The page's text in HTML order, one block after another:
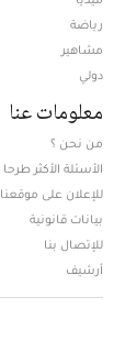
رياضة
مشاهير
دولي
معلومات عنا
من نحن ؟
الأسئلة الأكثر طرحا
للإعلان على موقعنا
بيانات قانونية
للإتصال بنا
أرشيف